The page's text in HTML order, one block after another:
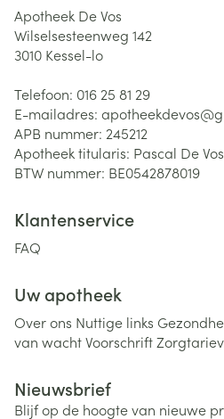
Apotheek De Vos
Wilselsesteenweg 142
3010 Kessel-lo
Telefoon: 016 25 81 29
E-mailadres: apotheekdevos@
APB nummer: 245212
Apotheek titularis: Pascal De Vos
BTW nummer: BE0542878019
Klantenservice
FAQ
Uw apotheek
Over ons Nuttige links
van wachtVoorschrift
Nieuwsbrief
Blijf op de hoogte van nieuwe